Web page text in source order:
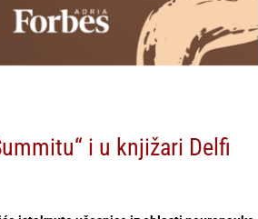
i u knjižari Delfi